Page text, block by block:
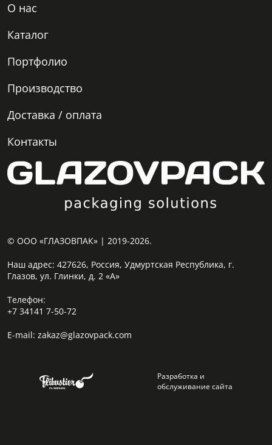
© ООО «ГЛАЗОВПАК» | 2019-2026.
Наш адрес: 427626, Россия, Удмуртская Республика, г.
Глазов, ул. Глинки, д. 2 «А»
Телефон:
+7 34141 7-50-72
E-mail: zakaz@glazovpack.com
Разработка и
обслуживание сайта
О нас
Каталог
Портфолио
Производство
Доставка / оплата
Контакты